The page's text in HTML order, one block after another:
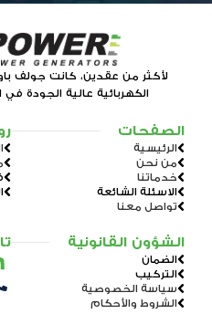
لأكثر من عقدين، كانت جولف
الكهربائية عالية الجودة في
الصفحات
الرئيسية
من نحن
خدماتنا
الاسئلة الشائعة
تواصل معنا
الشؤون القانونية
الضمان
التركيب
سياسة الخصوصية
الشروط والأحكام